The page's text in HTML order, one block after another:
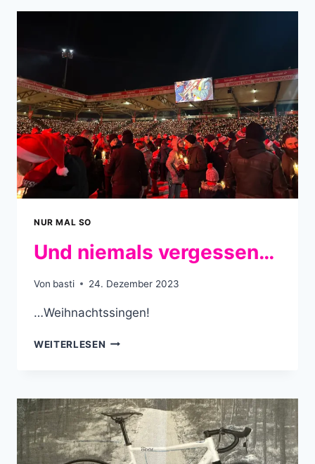
NUR MAL SO
Und niemals vergessen…
Von basti 24. Dezember 2023
…Weihnachtssingen!
WEITERLESEN UND